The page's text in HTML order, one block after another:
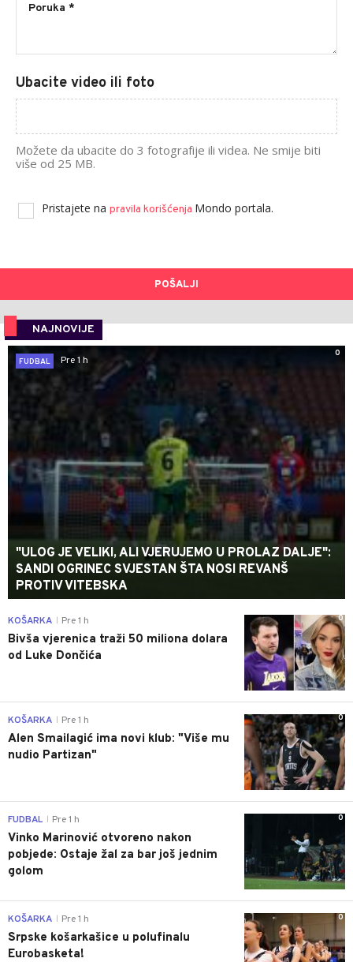
Ubacite video ili foto
Možete da ubacite do 3 fotografije ili videa. Ne smije biti
više od 25 MB.
Pristajete na pravila korišćenja Mondo portala.
POŠALJI
NAJNOVIJE
0
FUDBAL
Pre 1 h
"ULOG JE VELIKI, ALI VJERUJEMO U PROLAZ DALJE":
SANDI OGRINEC SVJESTAN ŠTA NOSI REVANŠ
PROTIV VITEBSKA
0
KOŠARKA Pre 1 h
Bivša vjerenica traži 50 miliona dolara
od Luke Dončića
0
KOŠARKA Pre 1 h
Alen Smailagić ima novi klub: "Više mu
nudio Partizan"
0
FUDBAL Pre 1 h
Vinko Marinović otvoreno nakon
pobjede: Ostaje žal za bar još jednim
golom
0
KOŠARKA Pre 1 h
Srpske košarkašice u polufinalu
Eurobasketa!